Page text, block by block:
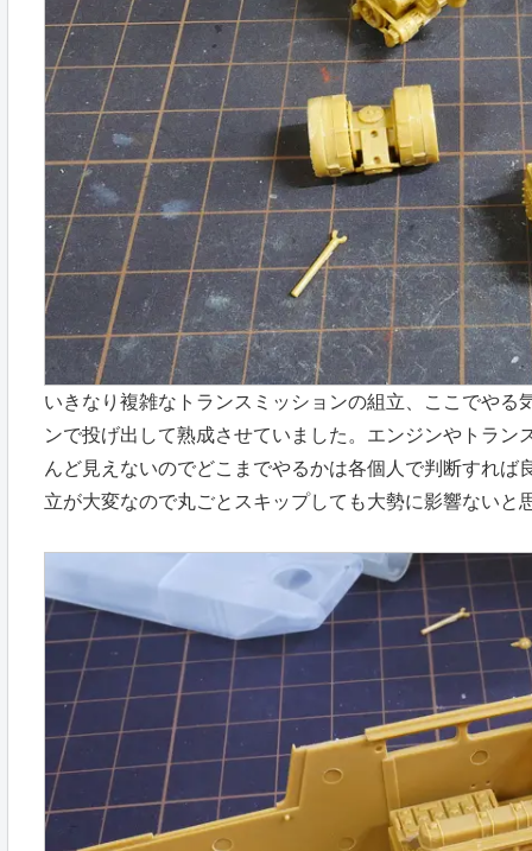
いきなり複雑なトランスミッションの組立、ここでや
ンで投げ出して熟成させていました。エンジンやトラ
んど見えないのでどこまでやるかは各個人で判断すれ
立が大変なので丸ごとスキップしても大勢に影響ないと